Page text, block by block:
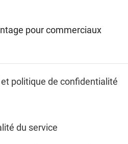
pour commerciaux
et politique de confidentialité
du service